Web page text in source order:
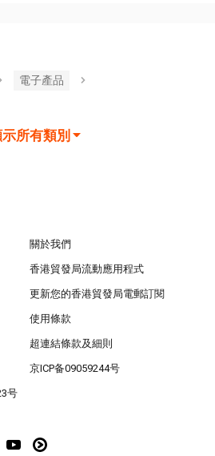
電子產品
所有類別
關於我們
香港貿發局流動應用程式
更新您的香港貿發局電郵訂閱
使用條款
超連結條款及細則
京ICP备09059244号
号